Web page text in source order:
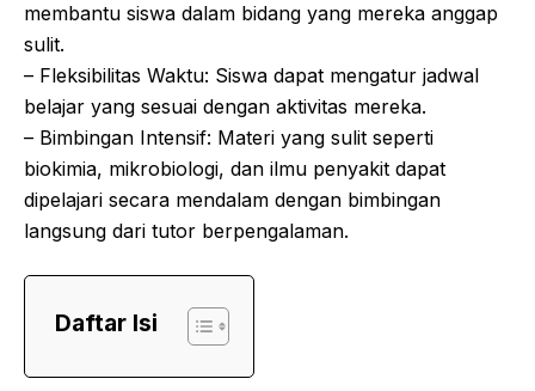
membantu siswa dalam bidang yang mereka anggap
sulit.
– Fleksibilitas Waktu: Siswa dapat mengatur jadwal
belajar yang sesuai dengan aktivitas mereka.
– Bimbingan Intensif: Materi yang sulit seperti
biokimia, mikrobiologi, dan ilmu penyakit dapat
dipelajari secara mendalam dengan bimbingan
langsung dari tutor berpengalaman.
Daftar Isi